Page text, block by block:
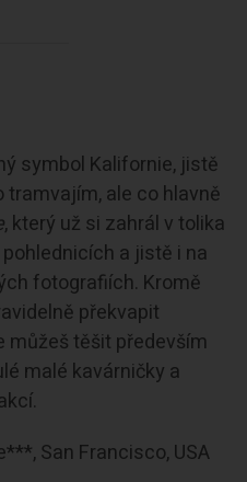
symbol Kalifornie, jistě
ale co hlavně
, který už si zahrál v tolika
a jistě i na
fotografiích. Kromě
překvapit
můžeš těšit především
malé kavárničky a
San Francisco, USA